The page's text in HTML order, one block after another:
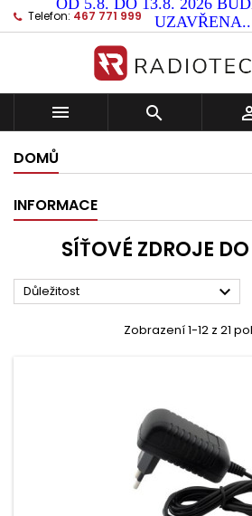
OD 5.8. DO 13.8. 2026
UZAVŘENA..
Telefon: 467 771 999
 
DOMŮ
INFORMACE
SÍŤOVÉ ZDROJE
Důležitost 
Zobrazení 1-12 z 21